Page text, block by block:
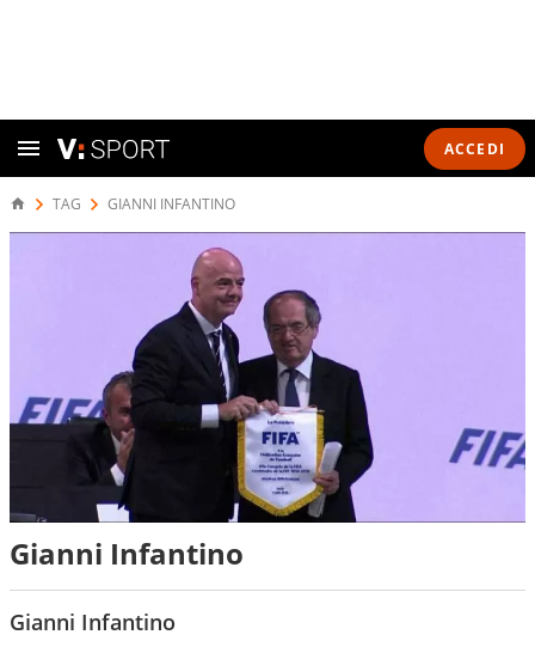
ACCEDI
TAG GIANNI INFANTINO
Gianni Infantino
Gianni Infantino